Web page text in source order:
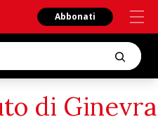
Abbonati
di Ginevra